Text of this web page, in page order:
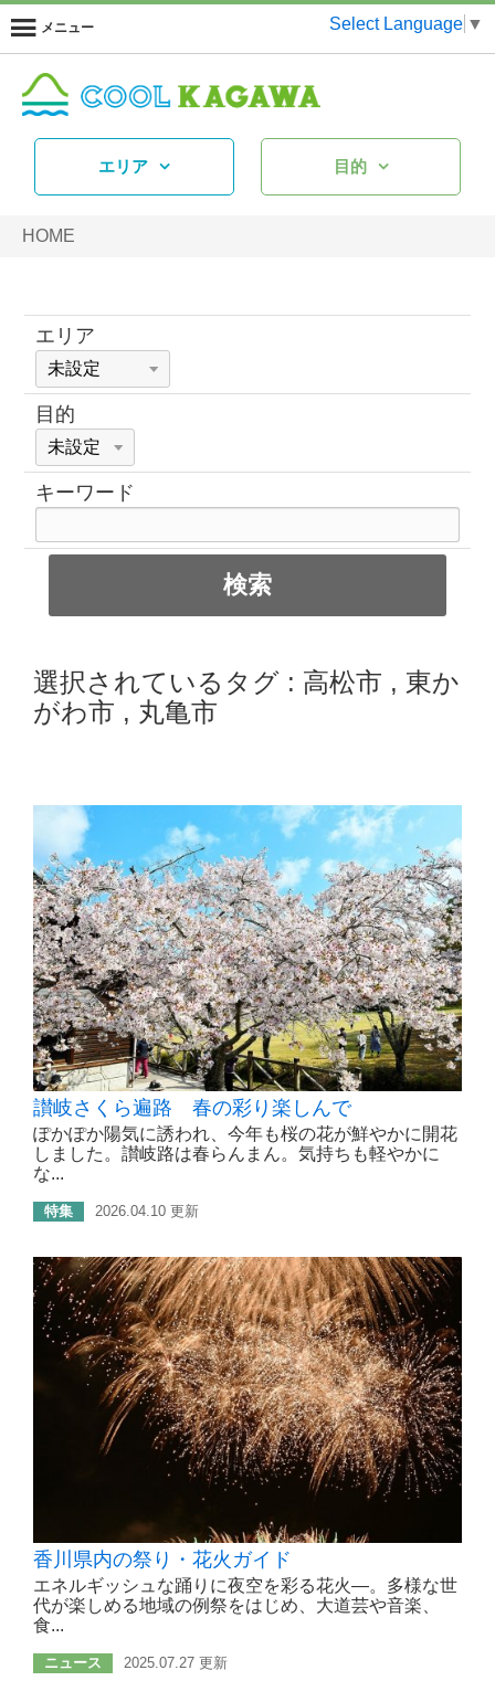
メニュー Select Language ▼
エリア 目的
HOME
エリア
目的
キーワード
選択されているタグ : 高松市 , 東か
がわ市 , 丸亀市
讃岐さくら遍路 春の彩り楽しんで
ぽかぽか陽気に誘われ、今年も桜の花が鮮やかに開花
しました。讃岐路は春らんまん。気持ちも軽やかに
な...
特集 2026.04.10 更新
香川県内の祭り・花火ガイド
エネルギッシュな踊りに夜空を彩る花火―。多様な世
代が楽しめる地域の例祭をはじめ、大道芸や音楽、
食...
ニュース 2025.07.27 更新